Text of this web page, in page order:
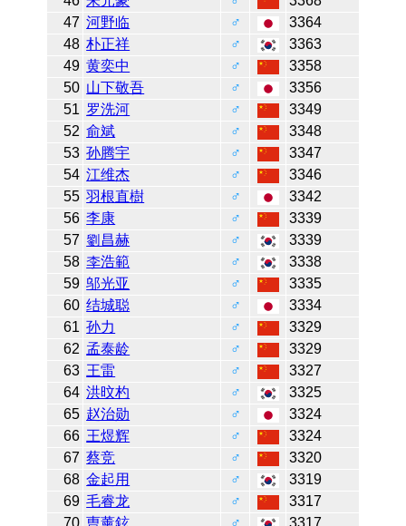
47 河野临 ♂
3364
48 朴正祥 ♂
3363
49 黄奕中 ♂
3358
50 山下敬吾 ♂
3356
51 罗洗河 ♂
3349
52 俞斌 ♂
3348
53 孙腾宇 ♂
3347
54 江维杰 ♂
3346
55 羽根直樹 ♂
3342
56 李康 ♂
3339
57 劉昌赫 ♂
3339
58 李浩範 ♂
3338
59 邬光亚 ♂
3335
60 结城聪 ♂
3334
61 孙力 ♂
3329
62 孟泰龄 ♂
3329
63 王雷 ♂
3327
64 洪旼杓 ♂
3325
65 赵治勋 ♂
3324
66 王煜辉 ♂
3324
67 蔡竞 ♂
3320
68 金起用 ♂
3319
69 毛睿龙 ♂
3317
70 曺薰鉉 ♂
3317